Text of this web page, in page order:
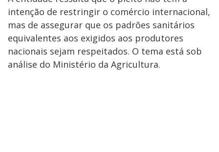
intenção de restringir o comércio internacional,
mas de assegurar que os padrões sanitários
equivalentes aos exigidos aos produtores
nacionais sejam respeitados. O tema está sob
análise do Ministério da Agricultura.